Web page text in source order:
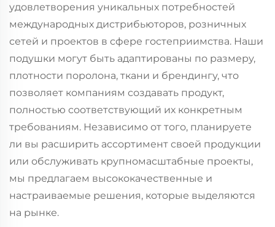
удовлетворения уникальных потребностей
международных дистрибьюторов, розничных
сетей и проектов в сфере гостеприимства. Наши
подушки могут быть адаптированы по размеру,
плотности поролона, ткани и брендингу, что
позволяет компаниям создавать продукт,
полностью соответствующий их конкретным
требованиям. Независимо от того, планируете
ли вы расширить ассортимент своей продукции
или обслуживать крупномасштабные проекты,
мы предлагаем высококачественные и
настраиваемые решения, которые выделяются
на рынке.